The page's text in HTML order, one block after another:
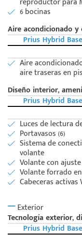
6 bocinas
Aire acondicionado y
Prius Hybrid Base
Aire
aire traseras en
Diseño interior,
Prius Hybrid Base
Luces de lectura
Portavasos (6)
Sistema de
volante
Volante con
Volante forrado
Cabeceras
Exterior
Tecnología exterior,
Prius Hybrid Base